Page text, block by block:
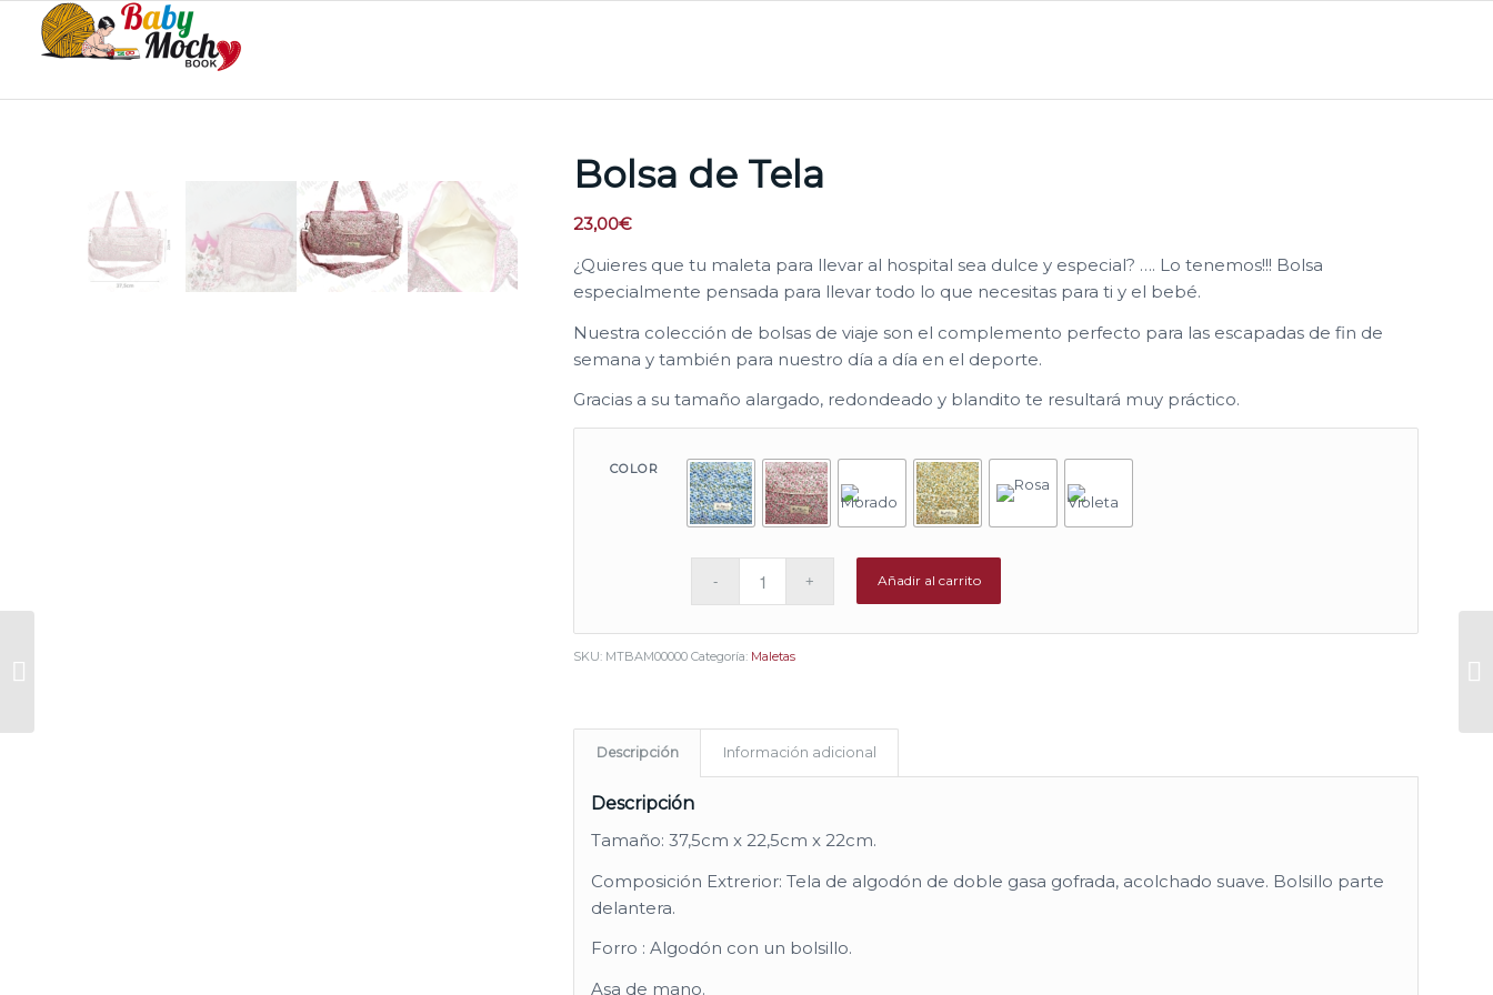
Bolsa de Tela
23,00€
¿Quieres que tu maleta para llevar al hospital sea dulce y especial? …. Lo tenemos!!! Bolsa
especialmente pensada para llevar todo lo que necesitas para ti y el bebé.
Nuestra colección de bolsas de viaje son el complemento perfecto para las escapadas de fin de
semana y también para nuestro día a día en el deporte.
Gracias a su tamaño alargado, redondeado y blandito te resultará muy práctico.
COLOR
Añadir al carrito
SKU: MTBAM00000 Categoría: Maletas
Descripción Información adicional
Descripción
Tamaño: 37,5cm x 22,5cm x 22cm.
Composición Extrerior: Tela de algodón de doble gasa gofrada, acolchado suave. Bolsillo parte
delantera.
Forro : Algodón con un bolsillo.
Asa de mano.